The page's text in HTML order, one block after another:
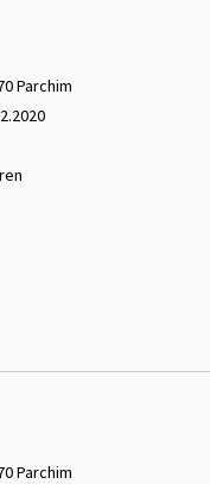
Parchim
Parchim